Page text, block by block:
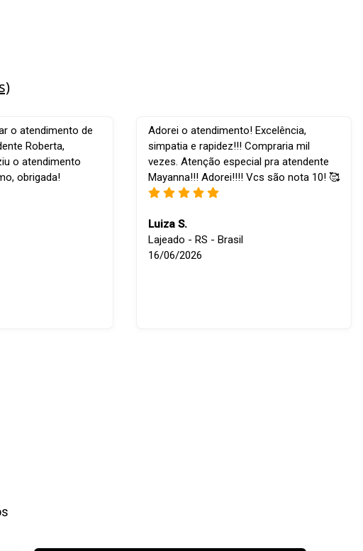
o atendimento de
Roberta,
o atendimento
obrigada!
Adorei o atendimento! Excelência,
simpatia e rapidez!!! Compraria mil
vezes. Atenção especial pra atendente
Mayanna!!! Adorei!!!! Vcs são nota 10! 🥰
Luiza S.
Lajeado - RS - Brasil
16/06/2026